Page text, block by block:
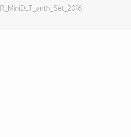
R_MiniDLT_anth_Set_2016